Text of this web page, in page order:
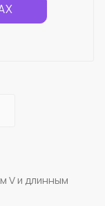
V и длинным